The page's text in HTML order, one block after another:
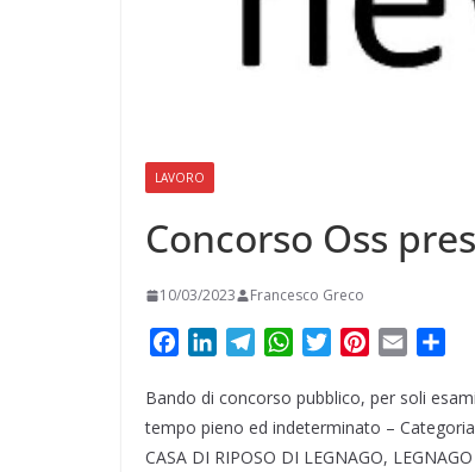
LAVORO
Concorso Oss
10/03/2023 Francesco Greco
c
e
b
n
k
e
l
e
g
W
a
t
s
i
t
t
n
t
e
a
i
l
n
d
i
Bando di concorso pubblico, per soli
tempo pieno ed indeterminato –
CASA DI RIPOSO DI LEGNAGO,